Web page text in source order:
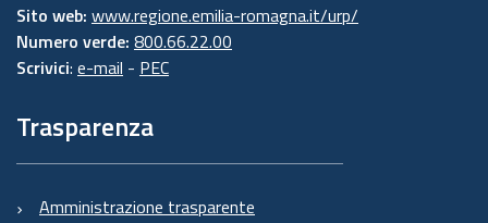
Sito web: www.regione.emilia-romagna.it/urp/
Numero verde: 800.66.22.00
Scrivici: e-mail - PEC
Trasparenza
Amministrazione trasparente